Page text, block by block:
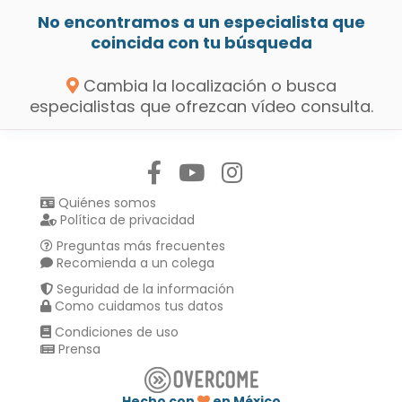
No encontramos a un especialista que
coincida con tu búsqueda
Cambia la localización o busca
especialistas que ofrezcan vídeo consulta.
Quiénes somos
Política de privacidad
Preguntas más frecuentes
Recomienda a un colega
Seguridad de la información
Como cuidamos tus datos
Condiciones de uso
Prensa